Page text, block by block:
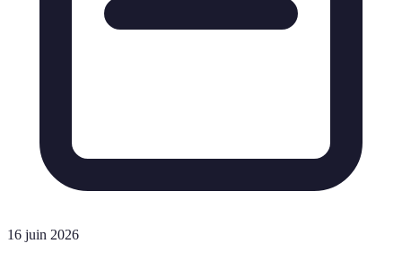
16 juin 2026